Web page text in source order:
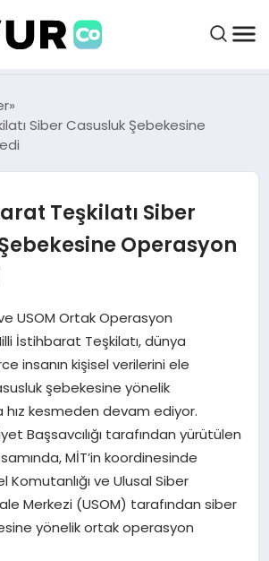
Siber Casusluk Şebekesine
Teşkilatı Siber
Operasyon
USOM Ortak Operasyon
İstihbarat Teşkilatı, dünya
insanın kişisel verilerini ele
şebekesine yönelik
hız kesmeden devam ediyor.
Başsavcılığı tarafından yürütülen
MİT’in koordinesinde
ve Ulusal Siber
Merkezi (USOM) tarafından siber
yönelik ortak operasyon